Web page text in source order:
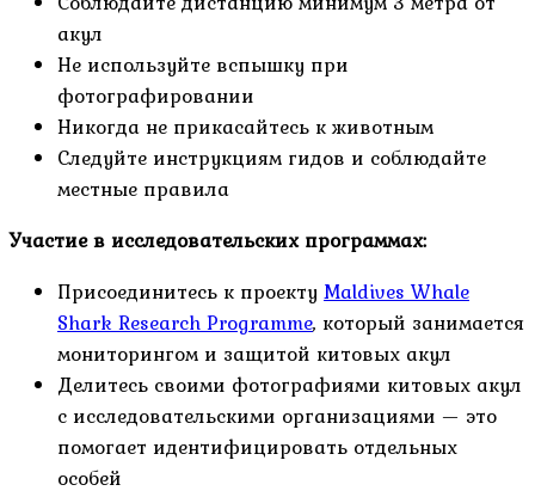
акул
Не используйте вспышку при
фотографировании
Никогда не прикасайтесь к животным
Следуйте инструкциям гидов и соблюдайте
местные правила
Участие в исследовательских программах:
Присоединитесь к проекту Maldives Whale
Shark Research Programme, который занимается
мониторингом и защитой китовых акул
Делитесь своими фотографиями китовых акул
с исследовательскими организациями — это
помогает идентифицировать отдельных
особей